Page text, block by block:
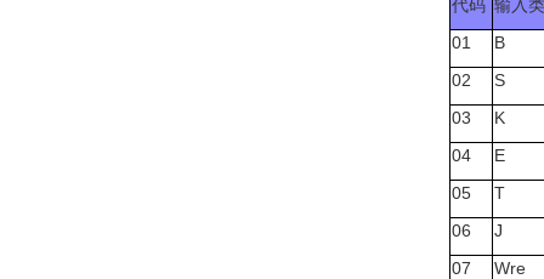
代码 输入
01
B
02
S
03
K
04
E
05
T
06
J
07
Wre